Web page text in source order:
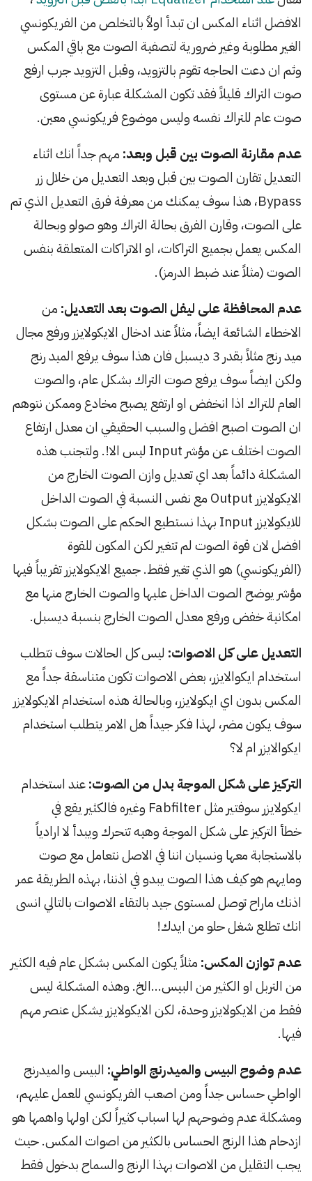
الافضل اثناء المكس ان تبدأ اولاً بالتخلص من الفريكونسي
الغير مطلوبة وغير ضرورية لتصفية الصوت مع باقي المكس
وثم ان دعت الحاجه تقوم بالتزويد، وقبل التزويد جرب ارفع
صوت التراك قليلاً فقد تكون المشكلة عبارة عن مستوى
صوت عام للتراك نفسه وليس موضوع فريكونسي معين.
عدم مقارنة الصوت بين قبل وبعد: مهم جداً انك اثناء
التعديل تقارن الصوت بين قبل وبعد التعديل من خلال زر
Bypass، هذا سوف يمكنك من معرفة فرق التعديل الذي تم
على الصوت، وقارن الفرق بحالة التراك وهو صولو وبحالة
المكس يعمل بجميع التراكات، او الاتراكات المتعلقة بنفس
الصوت (مثلاً عند ضبط الدرمز).
عدم المحافظة على ليفل الصوت بعد التعديل: من
الاخطاء الشائعة ايضاً، مثلاً عند ادخال الايكولايزر ورفع مجال
ميد رنج مثلاً بقدر 3 ديسبل فان هذا سوف يرفع الميد رنج
ولكن ايضاً سوف يرفع صوت التراك بشكل عام، والصوت
العام للتراك اذا انخفض او ارتفع يصبح مخادع وممكن نتوهم
ان الصوت اصبح افضل والسبب الحقيقي ان معدل ارتفاع
الصوت اختلف عن مؤشر Input ليس الا!. ولتجنب هذه
المشكلة دائماً بعد اي تعديل وازن الصوت الخارج من
الايكولايزر Output مع نفس النسبة في الصوت الداخل
للايكولايزر Input بهذا نستطيع الحكم على الصوت بشكل
افضل لان قوة الصوت لم تتغير لكن المكون للقوة
(الفريكونسي) هو الذي تغير فقط. جميع الايكولايزر تقريباً فيها
مؤشر يوضح الصوت الداخل عليها والصوت الخارج منها مع
امكانية خفض ورفع معدل الصوت الخارج بنسبة ديسبل.
التعديل على كل الاصوات: ليس كل الحالات سوف تتطلب
استخدام ايكوالايزر، بعض الاصوات تكون متناسقة جداً مع
المكس بدون اي ايكولايزر، وبالحالة هذه استخدام الايكولايزر
سوف يكون مضر، لهذا فكر جيداً هل الامر يتطلب استخدام
ايكوالايزر ام لا؟
التركيز على شكل الموجة بدل من الصوت:عند استخدام
ايكولايزر سوفتير مثل Fabfilter وغيره فالكثير يقع في
خطأ التركيز على شكل الموجة وهيه تتحرك ويبدأ لا ارادياً
بالاستجابة معها ونسيان اننا في الاصل نتعامل مع صوت
ومايهم هو كيف هذا الصوت يبدو في اذننا، بهذه الطريقة عمر
اذنك ماراح توصل لمستوى جيد بالتقاء الاصوات بالتالي انسى
انك تطلع شغل حلو من ايدك!
عدم توازن المكس: مثلاً يكون المكس بشكل عام فيه الكثير
من التربل او الكثير من البيس…الخ. وهذه المشكلة ليس
فقط من الايكولايزر وحدة، لكن الايكولايزر يشكل عنصر مهم
فيها.
عدم وضوح البيس والميدرنج الواطي: البيس والميدرنج
الواطي حساس جداً ومن اصعب الفريكونسي للعمل عليهم،
ومشكلة عدم وضوحهم لها اسباب كثيراً لكن اولها واهمها هو
ازدحام هذا الرنج الحساس بالكثير من اصوات المكس. حيث
يجب التقليل من الاصوات بهذا الرنج والسماح بدخول فقط